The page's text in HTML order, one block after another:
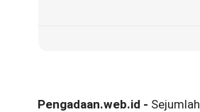
Pengadaan.web.id -